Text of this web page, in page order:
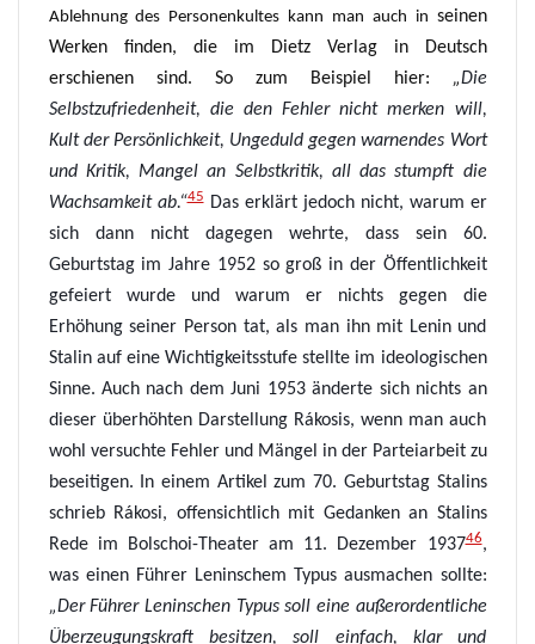
Ablehnung des Personenkultes kann man auch in seinen
Werken finden, die im Dietz Verlag in Deutsch
erschienen sind. So zum Beispiel hier: „Die
Selbstzufriedenheit, die den Fehler nicht merken will,
Kult der Persönlichkeit, Ungeduld gegen warnendes Wort
und Kritik, Mangel an Selbstkritik, all das stumpft die
Wachsamkeit ab.“45
Das erklärt jedoch nicht, warum er
sich dann nicht dagegen wehrte, dass sein 60.
Geburtstag im Jahre 1952 so groß in der Öffentlichkeit
gefeiert wurde und warum er nichts gegen die
Erhöhung seiner Person tat, als man ihn mit Lenin und
Stalin auf eine Wichtigkeitsstufe stellte im ideologischen
Sinne. Auch nach dem Juni 1953 änderte sich nichts an
dieser überhöhten Darstellung Rákosis, wenn man auch
wohl versuchte Fehler und Mängel in der Parteiarbeit zu
beseitigen.
In einem Artikel zum 70. Geburtstag Stalins
schrieb Rákosi, offensichtlich mit Gedanken an Stalins
Rede im Bolschoi-Theater am 11. Dezember 193746,
was einen Führer Leninschem Typus ausmachen sollte:
„Der Führer Leninschen Typus soll eine außerordentliche
Überzeugungskraft besitzen, soll einfach, klar und